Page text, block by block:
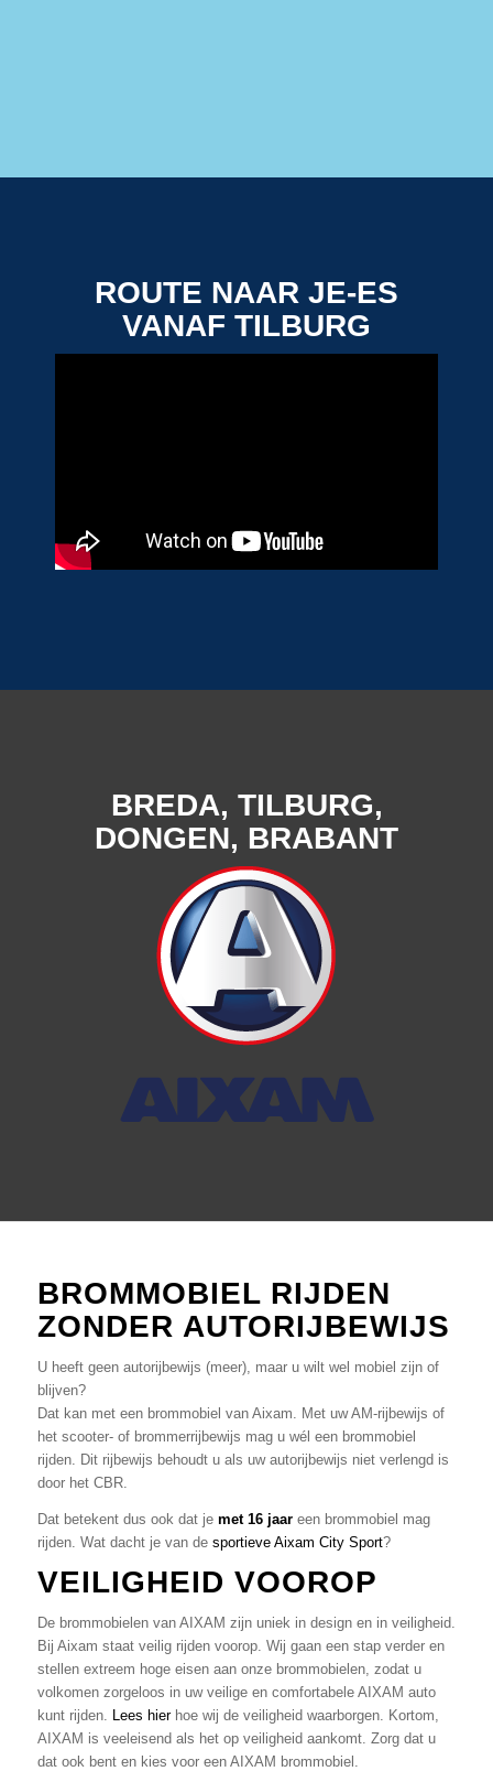
ROUTE NAAR JE-ES
VANAF TILBURG
BREDA, TILBURG,
DONGEN, BRABANT
Aixam Brommobielen
voor Dongen, Breda,
Tilburg en de rest van
Brabant
BROMMOBIEL RIJDEN
ZONDER AUTORIJBEWIJS
U heeft geen autorijbewijs (meer), maar u wilt wel mobiel zijn of
blijven?
Dat kan met een brommobiel van Aixam. Met uw AM-rijbewijs of
het scooter- of brommerrijbewijs mag u wél een brommobiel
rijden. Dit rijbewijs behoudt u als uw autorijbewijs niet verlengd is
door het CBR.
Dat betekent dus ook dat je met 16 jaareen brommobiel mag
rijden. Wat dacht je van de sportieve Aixam City Sport?
VEILIGHEID VOOROP
De brommobielen van AIXAM zijn uniek in design en in veiligheid.
Bij Aixam staat veilig rijden voorop. Wij gaan een stap verder en
stellen extreem hoge eisen aan onze brommobielen, zodat u
volkomen zorgeloos in uw veilige en comfortabele AIXAM auto
kunt rijden. Lees hierhoe wij de veiligheid waarborgen. Kortom,
AIXAM is veeleisend als het op veiligheid aankomt. Zorg dat u
dat ook bent en kies voor een AIXAM brommobiel.